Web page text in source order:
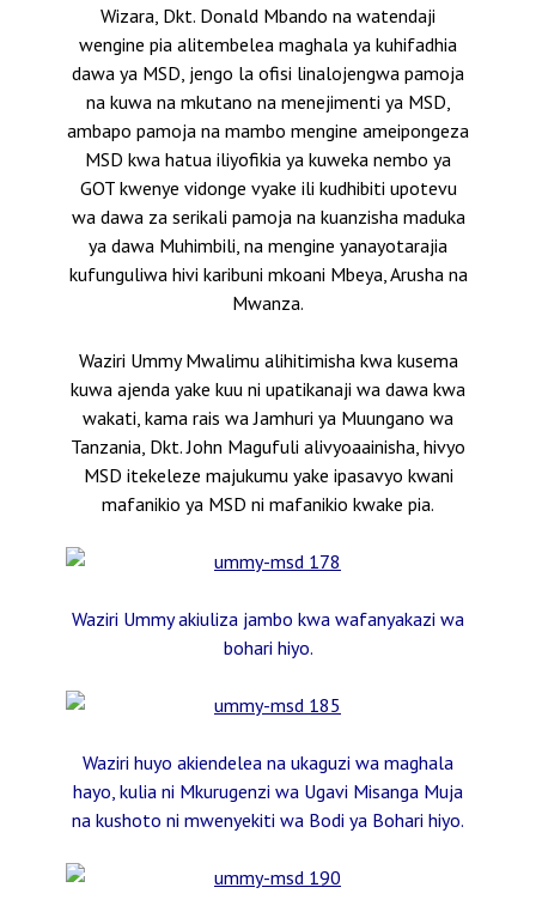
Wizara, Dkt. Donald Mbando na watendaji
wengine pia alitembelea maghala ya kuhifadhia
dawa ya MSD, jengo la ofisi linalojengwa pamoja
na kuwa na mkutano na menejimenti ya MSD,
ambapo pamoja na mambo mengine ameipongeza
MSD kwa hatua iliyofikia ya kuweka nembo ya
GOT kwenye vidonge vyake ili kudhibiti upotevu
wa dawa za serikali pamoja na kuanzisha maduka
ya dawa Muhimbili, na mengine yanayotarajia
kufunguliwa hivi karibuni mkoani Mbeya, Arusha na
Mwanza.
Waziri Ummy Mwalimu alihitimisha kwa kusema
kuwa ajenda yake kuu ni upatikanaji wa dawa kwa
wakati, kama rais wa Jamhuri ya Muungano wa
Tanzania, Dkt. John Magufuli alivyoaainisha, hivyo
MSD itekeleze majukumu yake ipasavyo kwani
mafanikio ya MSD ni mafanikio kwake pia.
Waziri Ummy akiuliza jambo kwa wafanyakazi wa
bohari hiyo.
Waziri huyo akiendelea na ukaguzi wa maghala
hayo, kulia ni Mkurugenzi wa Ugavi Misanga Muja
na kushoto ni mwenyekiti wa Bodi ya Bohari hiyo.